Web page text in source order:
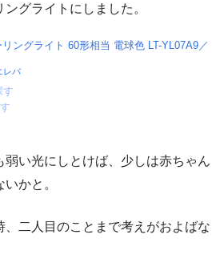
グライトにしました。
リングライト 60形相当 電球色 LT-YL07A9／
レバ
す
弱い光にしとけば、少しは赤ちゃん
かと。
、二人目のことまで考えがおよばな